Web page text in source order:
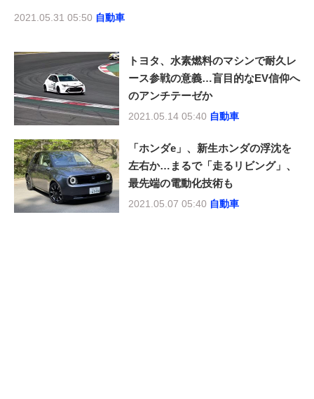
2021.05.31 05:50 自動車
トヨタ、水素燃料のマシンで耐久レ
ース参戦の意義…盲目的なEV信仰へ
のアンチテーゼか
2021.05.14 05:40 自動車
「ホンダe」、新生ホンダの浮沈を
左右か…まるで「走るリビング」、
最先端の電動化技術も
2021.05.07 05:40 自動車